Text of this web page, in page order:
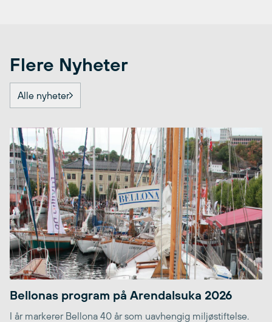
Flere Nyheter
Alle nyheter
Bellonas program på Arendalsuka 2026
I år markerer Bellona 40 år som uavhengig miljøstiftelse.